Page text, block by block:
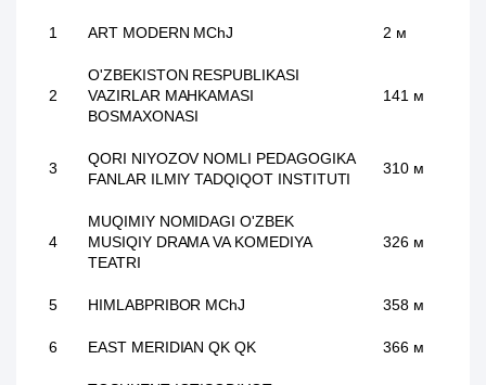
1 ART MODERN MChJ 2 м
2
O'ZBEKISTON RESPUBLIKASI
VAZIRLAR MAHKAMASI
BOSMAXONASI
141 м
3
QORI NIYOZOV NOMLI PEDAGOGIKA
FANLAR ILMIY TADQIQOT INSTITUTI
310 м
4
MUQIMIY NOMIDAGI O'ZBEK
MUSIQIY DRAMA VA KOMEDIYA
TEATRI
326 м
5 HIMLABPRIBOR MChJ 358 м
6 EAST MERIDIAN QK QK 366 м